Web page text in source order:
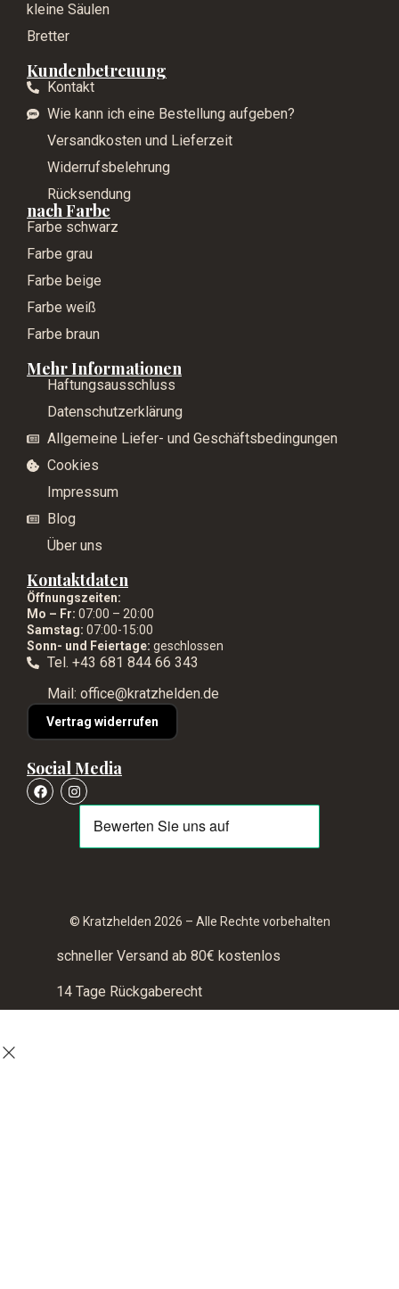
kleine Säulen
Bretter
Kundenbetreuung
Kontakt
Wie kann ich eine Bestellung aufgeben?
Versandkosten und Lieferzeit
Widerrufsbelehrung
Rücksendung
nach Farbe
Farbe schwarz
Farbe grau
Farbe beige
Farbe weiß
Farbe braun
Mehr Informationen
Haftungsausschluss
Datenschutzerklärung
Allgemeine Liefer- und Geschäftsbedingungen
Cookies
Impressum
Blog
Über uns
Kontaktdaten
Öffnungszeiten:
Mo – Fr: 07:00 – 20:00
Samstag: 07:00-15:00
Sonn- und Feiertage: geschlossen
Tel. +43 681 844 66 343
Mail: office@kratzhelden.de
Vertrag widerrufen
Social Media
© Kratzhelden 2026 – Alle Rechte vorbehalten
schneller Versand ab 80€ kostenlos
14 Tage Rückgaberecht